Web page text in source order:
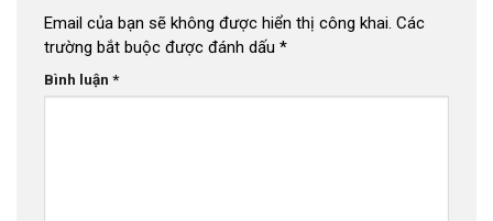
Email của bạn sẽ không được hiển thị công khai. Các
trường bắt buộc được đánh dấu *
Bình luận *